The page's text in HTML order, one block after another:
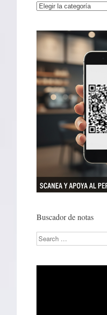
Categorías
Buscador de notas
Search